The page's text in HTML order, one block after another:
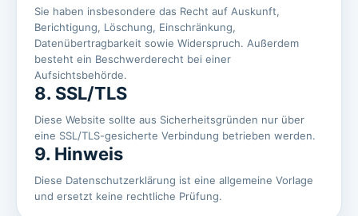
Sie haben insbesondere das Recht auf Auskunft,
Berichtigung, Löschung, Einschränkung,
Datenübertragbarkeit sowie Widerspruch. Außerdem
besteht ein Beschwerderecht bei einer
Aufsichtsbehörde.
8. SSL/TLS
Diese Website sollte aus Sicherheitsgründen nur über
eine SSL/TLS-gesicherte Verbindung betrieben werden.
9. Hinweis
Diese Datenschutzerklärung ist eine allgemeine Vorlage
und ersetzt keine rechtliche Prüfung.